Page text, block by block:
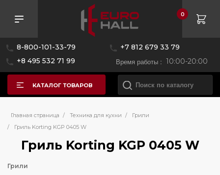
8-800-101-33-79
+7 812 679 33 79
+8 495 532 71 99
Время работы : 10:00-20:00
0
КАТАЛОГ ТОВАРОВ
Главная страница / Техника для кухни /
Грили
/
Гриль Korting KGP 0405 W
Гриль Korting KGP 0405 W
Грили